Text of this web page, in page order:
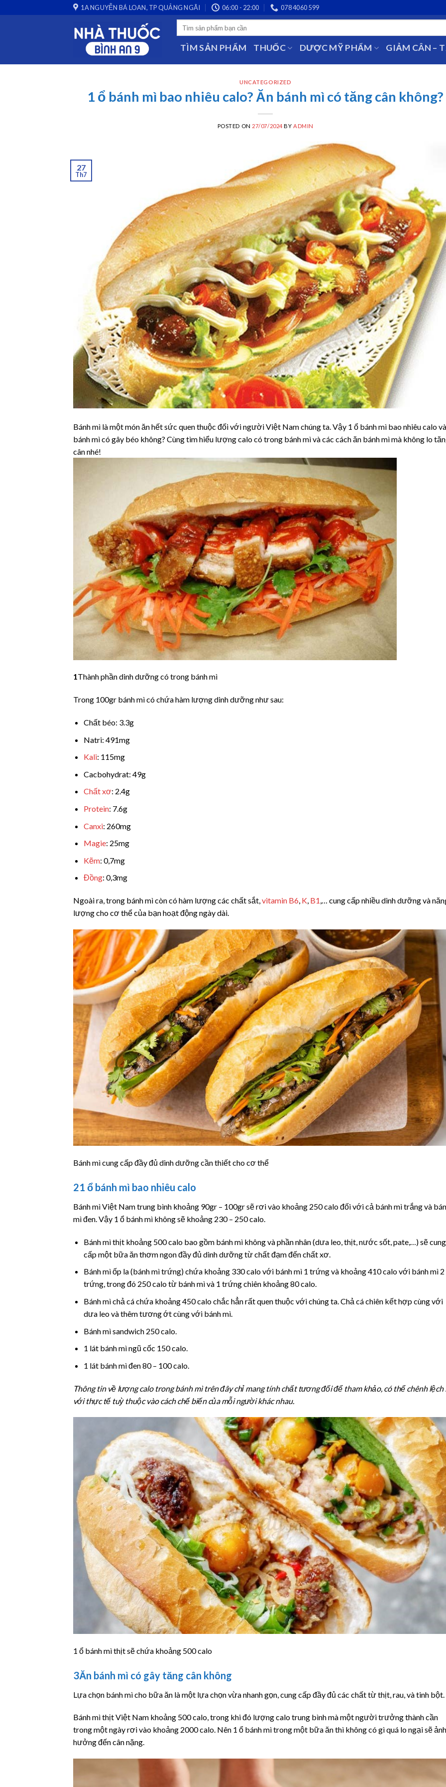
to
1A NGUYỄN BÁ LOAN, TP QUẢNG NGÃI 06:00 - 22:00 078 4060 599
TÌM SẢN PHẨM THUỐC DƯỢC MỸ PHẨM GIẢM CÂN –
UNCATEGORIZED
1 ổ bánh mì bao nhiêu calo? Ăn bánh mì có tăng cân không?
POSTED ON 27/07/2024 BY ADMIN
27
Th7
Bánh mì là một món ăn hết sức quen thuộc đối với người Việt Nam chúng ta. Vậy 1 ổ bánh mì bao nhiêu calo
bánh mì có gây béo không? Cùng tìm hiểu lượng calo có trong bánh mì và các cách ăn bánh mì mà không lo
cân nhé!
1Thành phần dinh dưỡng có trong bánh mì
Trong 100gr bánh mì có chứa hàm lượng dinh dưỡng như sau:
Chất béo: 3.3g
Natri: 491mg
Kali: 115mg
Cacbohydrat: 49g
Chất xơ: 2.4g
Protein: 7.6g
Canxi: 260mg
Magie: 25mg
Kẽm: 0,7mg
Đồng: 0,3mg
Ngoài ra, trong bánh mì còn có hàm lượng các chất sắt,vitamin B6, K, B1,… cung cấp nhiều dinh dưỡng và
lượng cho cơ thể của bạn hoạt động ngày dài.
Bánh mì cung cấp đầy đủ dinh dưỡng cần thiết cho cơ thể
21 ổ bánh mì bao nhiêu calo
Bánh mì Việt Nam trung bình khoảng 90gr – 100gr sẽ rơi vào khoảng 250 calo đối với cả bánh mì trắng và
mì đen. Vậy 1 ổ bánh mì không sẽ khoảng 230 – 250 calo.
Bánh mì thịt khoảng 500 calo bao gồm bánh mì không và phần nhân (dưa leo, thịt, nước sốt, pate,…) sẽ cung
cấp một bữa ăn thơm ngon đầy đủ dinh dưỡng từ chất đạm đến chất xơ.
Bánh mì ốp la (bánh mì trứng) chứa khoảng 330 calo với bánh mì 1 trứng và khoảng 410 calo với bánh mì 2
trứng, trong đó 250 calo từ bánh mì và 1 trứng chiên khoảng 80 calo.
Bánh mì chả cá chứa khoảng 450 calo chắc hẳn rất quen thuộc với chúng ta. Chả cá chiên kết hợp cùng với
dưa leo và thêm tương ớt cùng với bánh mì.
Bánh mì sandwich 250 calo.
1 lát bánh mì ngũ cốc 150 calo.
1 lát bánh mì đen 80 – 100 calo.
Thông tin về lượng calo trong bánh mì trên đây chỉ mang tính chất tương đối để tham khảo, có thể chênh lệch
với thực tế tuỳ thuộc vào cách chế biến của mỗi người khác nhau.
1 ổ bánh mì thịt sẽ chứa khoảng 500 calo
3Ăn bánh mì có gây tăng cân không
Lựa chọn bánh mì cho bữa ăn là một lựa chọn vừa nhanh gọn, cung cấp đầy đủ các chất từ thịt, rau, và tinh bột.
Bánh mì thịt Việt Nam khoảng 500 calo, trong khi đó lượng calo trung bình mà một người trưởng thành cần
trong một ngày rơi vào khoảng 2000 calo. Nên 1 ổ bánh mì trong một bữa ăn thì không có gì quá lo ngại sẽ ảnh
hưởng đến cân nặng.